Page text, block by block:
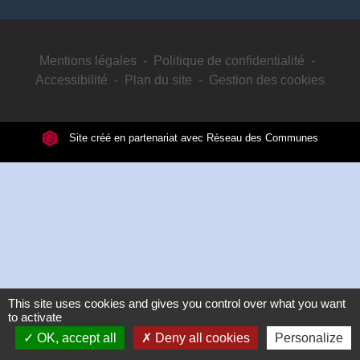
Mentions légales - Politique de confidentialité -
Accessibilité - Plan du site - Gestion des cookies
Site créé en partenariat avec Réseau des Communes
This site uses cookies and gives you control over what you want
to activate
OK, accept all
Deny all cookies Personalize